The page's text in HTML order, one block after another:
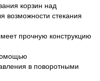
корзин над
возможности стекания
прочную конструкцию
в поворотными